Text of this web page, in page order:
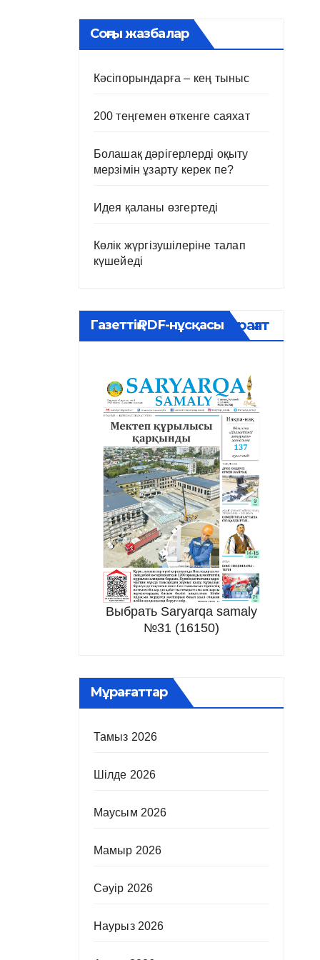
Соңғы жазбалар
Кәсіпорындарға – кең тыныс
200 теңгемен өткенге саяхат
Болашақ дәрігерлерді оқыту
мерзімін ұзарту керек пе?
Идея қаланы өзгертеді
Көлік жүргізушілеріне талап
күшейеді
Газеттің PDF-нұсқасыМұрағат
Выбрать Saryarqa samaly
№31 (16150)
Мұрағаттар
Тамыз 2026
Шілде 2026
Маусым 2026
Мамыр 2026
Сәуір 2026
Наурыз 2026